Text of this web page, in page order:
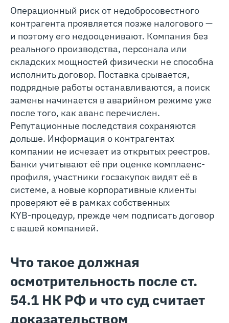
Операционный риск от недобросовестного
контрагента проявляется позже налогового —
и поэтому его недооценивают. Компания без
реального производства, персонала или
складских мощностей физически не способна
исполнить договор. Поставка срывается,
подрядные работы останавливаются, а поиск
замены начинается в аварийном режиме уже
после того, как аванс перечислен.
Репутационные последствия сохраняются
дольше. Информация о контрагентах
компании не исчезает из открытых реестров.
Банки учитывают её при оценке комплаенс-
профиля, участники госзакупок видят её в
системе, а новые корпоративные клиенты
проверяют её в рамках собственных
KYB‑процедур, прежде чем подписать договор
с вашей компанией.
Что такое должная
осмотрительность после ст.
54.1 НК РФ и что суд считает
доказательством